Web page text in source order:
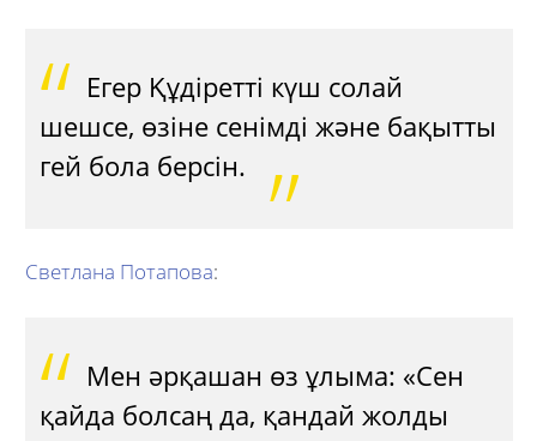
Егер Құдіретті күш солай
шешсе, өзіне сенімді және бақытты
гей бола берсін.
Светлана Потапова:
Мен әрқашан өз ұлыма: «Сен
қайда болсаң да, қандай жолды